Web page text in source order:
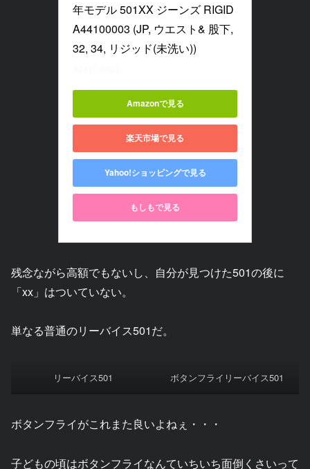
年モデル 501XX ジーンズ RIGID
A44100003 (JP, ウエスト& 股下,
32, 34, リジッド(未洗い))
Amazonで見る
楽天市場で見る
Yahoo!ショッピングで見る
もしもで見る
残念ながら高額でもないし、自分が見つけた501の後に
「xx」はついていない。
単なる普通のリーバイス501だ。
リーバイス501 ボタンフライリーバイス501
ボタンフライがこれまた良いよねぇ・・・
子どもの頃はボタンフライなんていちいち面倒くさいって